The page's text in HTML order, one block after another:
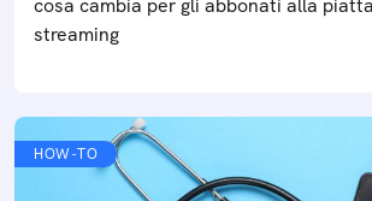
cosa cambia per gli abbonati alla
streaming
HOW-TO